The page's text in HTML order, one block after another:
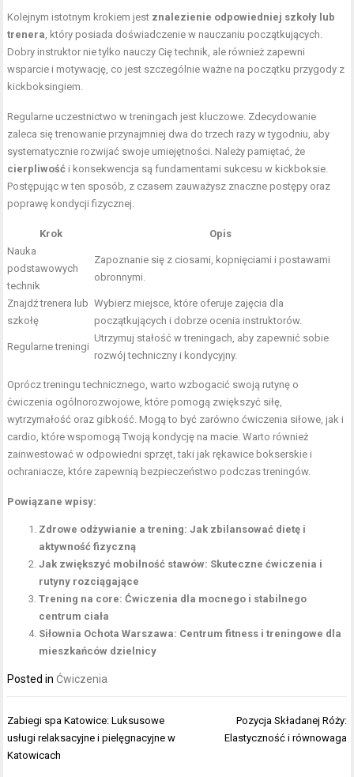
Kolejnym istotnym krokiem jest znalezienie odpowiedniej szkoły lub
trenera , który posiada doświadczenie w nauczaniu początkujących.
Dobry instruktor nie tylko nauczy Cię technik, ale również zapewni
wsparcie i motywację, co jest szczególnie ważne na początku przygody z
kickboksingiem.
Regularne uczestnictwo w treningach jest kluczowe. Zdecydowanie
zaleca się trenowanie przynajmniej dwa do trzech razy w tygodniu, aby
systematycznie rozwijać swoje umiejętności. Należy pamiętać, że
cierpliwość i konsekwencja są fundamentami sukcesu w kickboksie.
Postępując w ten sposób, z czasem zauważysz znaczne postępy oraz
poprawę kondycji fizycznej.
Krok
Opis
Nauka
podstawowych
technik
Zapoznanie się z ciosami, kopnięciami i postawami
obronnymi.
Znajdź trenera lub
szkołę
Wybierz miejsce, które oferuje zajęcia dla
początkujących i dobrze ocenia instruktorów.
Regularne treningi
Utrzymuj stałość w treningach, aby zapewnić sobie
rozwój techniczny i kondycyjny.
Oprócz treningu technicznego, warto wzbogacić swoją rutynę o
ćwiczenia ogólnorozwojowe, które pomogą zwiększyć siłę,
wytrzymałość oraz gibkość. Mogą to być zarówno ćwiczenia siłowe, jak i
cardio, które wspomogą Twoją kondycję na macie. Warto również
zainwestować w odpowiedni sprzęt, taki jak rękawice bokserskie i
ochraniacze, które zapewnią bezpieczeństwo podczas treningów.
Powiązane wpisy:
Zdrowe odżywianie a trening: Jak zbilansować dietę i
aktywność fizyczną
Jak zwiększyć mobilność stawów: Skuteczne ćwiczenia i
rutyny rozciągające
Trening na core: Ćwiczenia dla mocnego i stabilnego
centrum ciała
Siłownia Ochota Warszawa: Centrum fitness i treningowe dla
mieszkańców dzielnicy
Posted in Ćwiczenia
Nawigacja
wpisu
Zabiegi spa Katowice: Luksusowe
usługi relaksacyjne i pielęgnacyjne w
Katowicach
Pozycja Składanej Róży:
Elastyczność i równowaga